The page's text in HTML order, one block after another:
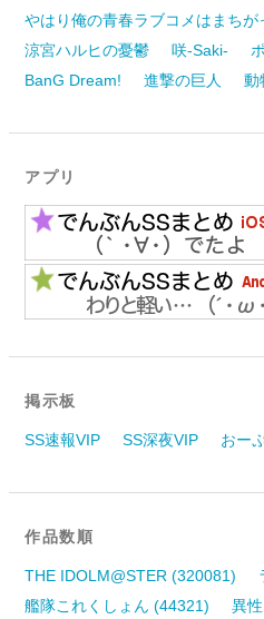
やはり俺の青春ラブコメはまちが
涼宮ハルヒの憂鬱
咲-Saki-
BanG Dream!
進撃の巨人 動
アプリ
掲示板
SS速報VIP SS深夜VIP おー
作品数順
THE IDOLM@STER (320081)
艦隊これくしょん (44321)
異